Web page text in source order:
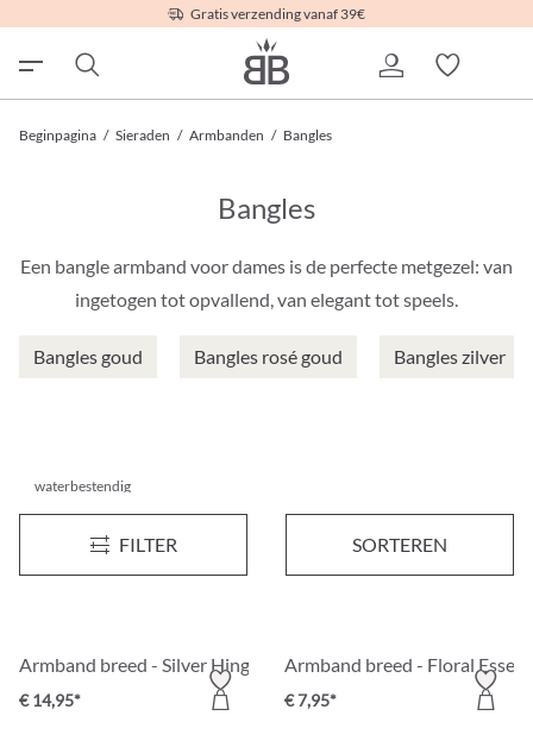
Gratis verzending vanaf 39€
Beginpagina / Sieraden / Armbanden / Bangles
Bangles
Een bangle armband voor dames is de perfecte metgezel: van
ingetogen tot opvallend, van elegant tot speels.
Bangles goud Bangles rosé goud Bangles zilver
FILTER SORTEREN
waterbestendig
Armband breed - Zirconia Steel Armband breed - Chunky
Armband breed - Silver Hinge
€ 14,95*
Armband breed - Floral
€ 7,95*